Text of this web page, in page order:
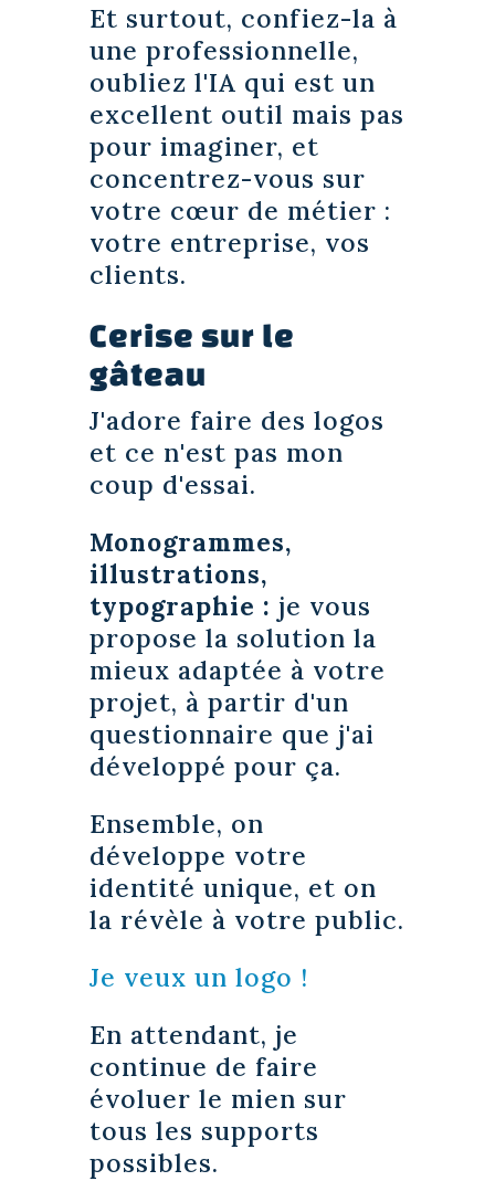
Et surtout, confiez-la à
une professionnelle,
oubliez l'IA qui est un
excellent outil mais pas
pour imaginer, et
concentrez-vous sur
votre cœur de métier :
votre entreprise, vos
clients.
Cerise sur le
gâteau
J'adore faire des logos
et ce n'est pas mon
coup d'essai.
Monogrammes,
illustrations,
typographie : je vous
propose la solution la
mieux adaptée à votre
projet, à partir d'un
questionnaire que j'ai
développé pour ça.
Ensemble, on
développe votre
identité unique, et on
la révèle à votre public.
Je veux un logo !
En attendant, je
continue de faire
évoluer le mien sur
tous les supports
possibles.